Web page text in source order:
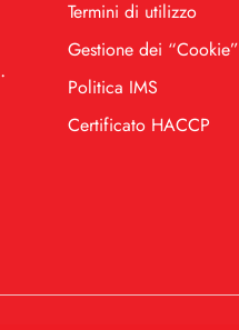
.
Termini di utilizzo
Gestione dei “Cookie”
Politica IMS
Certificato HACCP